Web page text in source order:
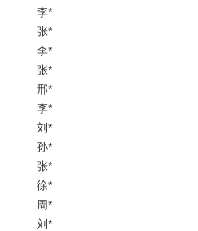
李*
张*
李*
张*
邢*
李*
刘*
孙*
张*
徐*
周*
刘*